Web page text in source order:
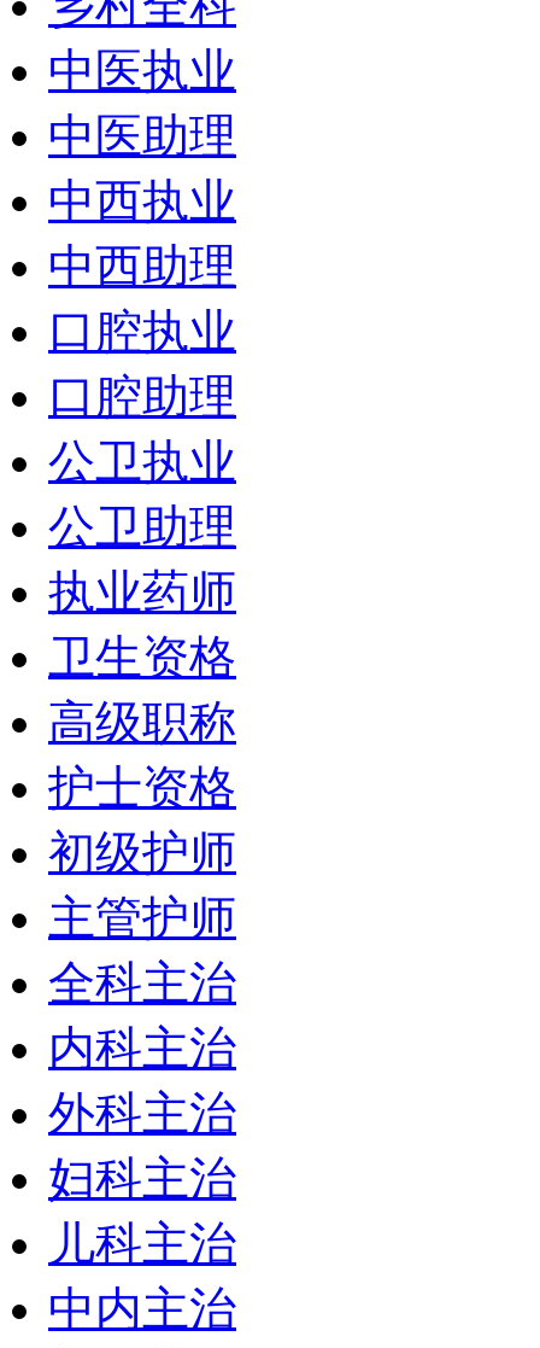
中医执业
中医助理
中西执业
中西助理
口腔执业
口腔助理
公卫执业
公卫助理
执业药师
卫生资格
高级职称
护士资格
初级护师
主管护师
全科主治
内科主治
外科主治
妇科主治
儿科主治
中内主治